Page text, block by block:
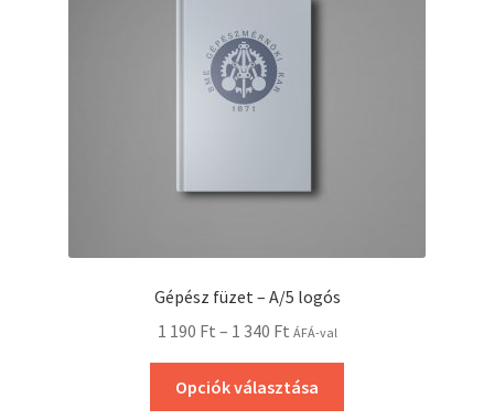
Gépész füzet – A/5 logós
1 190 Ft – 1 340 Ft ÁFÁ-val
Opciók választása